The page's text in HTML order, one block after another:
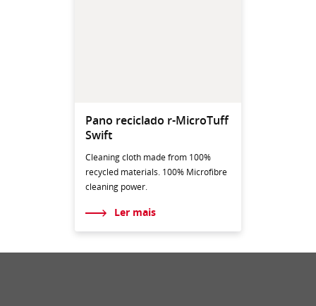
Pano reciclado r-MicroTuff
Swift
Cleaning cloth made from 100%
recycled materials. 100% Microfibre
cleaning power.
Ler mais